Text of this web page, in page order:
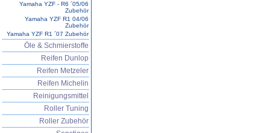
Yamaha YZF - R6 ´05/06
Zubehör
Yamaha YZF R1 04/06
Zubehör
Yamaha YZF R1 ´07 Zubehör
Öle & Schmierstoffe
Reifen Dunlop
Reifen Metzeler
Reifen Michelin
Reinigungsmittel
Roller Tuning
Roller Zubehör